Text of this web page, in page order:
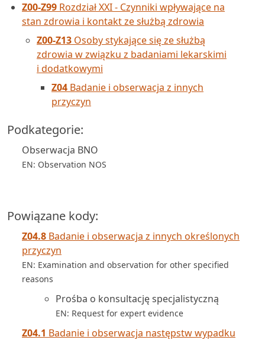
Z00-Z99 Rozdział XXI - Czynniki wpływające na
stan zdrowia i kontakt ze służbą zdrowia
Z00-Z13 Osoby stykające się ze służbą
zdrowia w związku z badaniami lekarskimi
i dodatkowymi
Z04 Badanie i obserwacja z innych
przyczyn
Podkategorie:
Obserwacja BNO
EN: Observation NOS
Powiązane kody:
Z04.8 Badanie i obserwacja z innych określonych
przyczyn
EN: Examination and observation for other specified
reasons
Prośba o konsultację specjalistyczną
EN: Request for expert evidence
Z04.1 Badanie i obserwacja następstw wypadku